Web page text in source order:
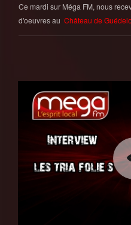
Ce mardi sur Méga FM, nous
d'oeuvres au Château de